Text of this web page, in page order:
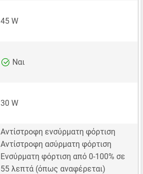
45 W
Ναι
30 W
Αντίστροφη ενσύρματη φόρτιση
Αντίστροφη ασύρματη φόρτιση
Ενσύρματη φόρτιση από 0-100% σε
55 λεπτά (όπως αναφέρεται)